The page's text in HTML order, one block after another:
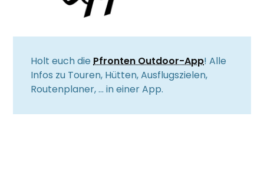
Holt euch diePfronten Outdoor-App! Alle
Infos zu Touren, Hütten, Ausflugszielen,
Routenplaner, … in einer App.